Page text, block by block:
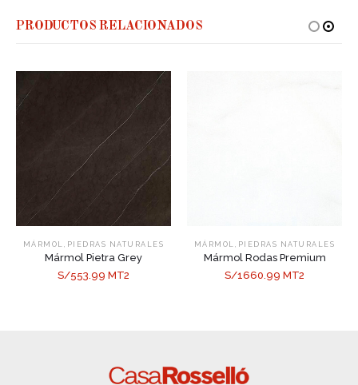
PRODUCTOS RELACIONADOS
MÁRMOL PIEDRAS NATURALES
Mármol Pietra Grey
S/553.99 MT2
MÁRMOL PIEDRAS NATURALES
Mármol Rodas Premium
S/1660.99 MT2